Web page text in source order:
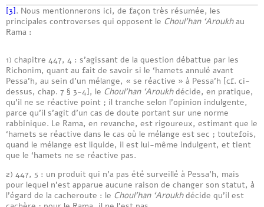
[3]. Nous mentionnerons ici, de façon très résumée, les
principales controverses qui opposent le Choul’han ‘Aroukhau
Rama :
1) chapitre 447, 4 : s’agissant de la question débattue par les
Richonim, quant au fait de savoir si le ‘hamets annulé avant
Pessa’h, au sein d’un mélange, « se réactive » à Pessa’h [cf. ci-
dessus, chap. 7 § 3-4], le Choul’han ‘Aroukhdécide, en pratique,
qu’il ne se réactive point ; il tranche selon l’opinion indulgente,
parce qu’il s’agit d’un cas de doute portant sur une norme
rabbinique. Le Rama, en revanche, est rigoureux, estimant que le
‘hamets se réactive dans le cas où le mélange est sec ; toutefois,
quand le mélange est liquide, il est lui-même indulgent, et tient
que le ‘hamets ne se réactive pas.
2) 447, 5 : un produit qui n’a pas été surveillé à Pessa’h, mais
pour lequel n’est apparue aucune raison de changer son statut, à
l’égard de la cacheroute : le Choul’han ‘Aroukhdécide qu’il est